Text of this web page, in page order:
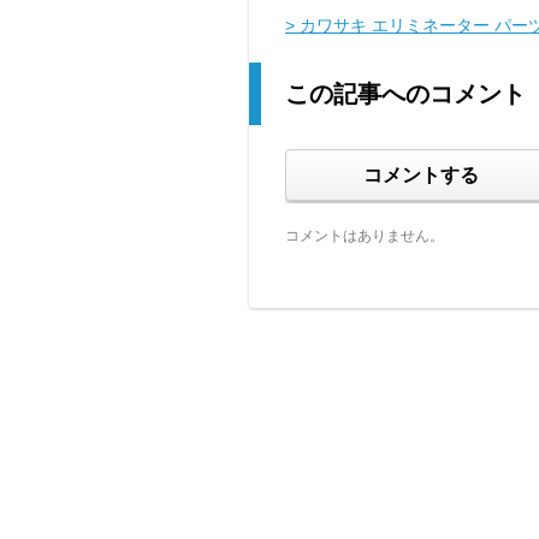
> カワサキ エリミネーター パー
この記事へのコメント
コメントする
コメントはありません。